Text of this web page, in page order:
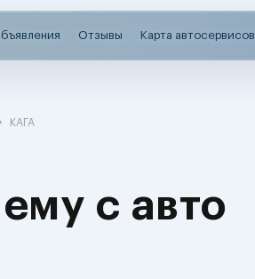
Отзывы Карта автосервисов
КАГА
с авто